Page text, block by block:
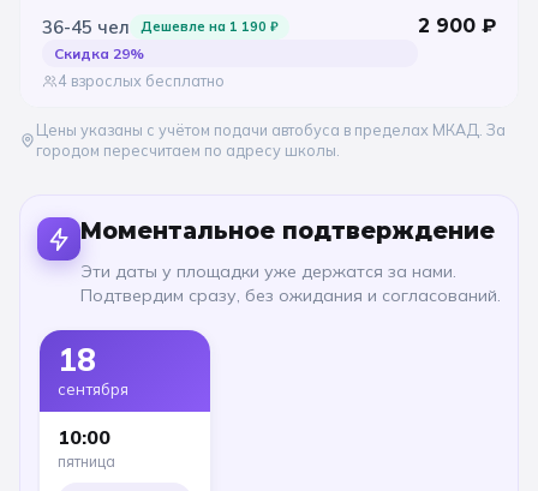
36-45 чел
Скидка 29%
Дешевле на 1 190 ₽
4 взрослых бесплатно
2 900 ₽
Цены указаны с учётом подачи автобуса в пределах МКАД. За
городом пересчитаем по адресу школы.
Моментальное подтверждение
Эти даты у площадки уже держатся за нами.
Подтвердим сразу, без ожидания и согласований.
18
сентября
10:00
пятница